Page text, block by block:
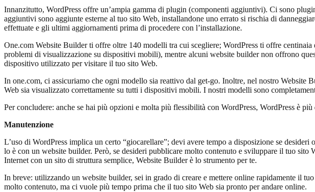
Innanzitutto, WordPress offre un’ampia gamma di plugin (componenti aggiuntivi). Ci sono
aggiuntivi sono aggiunte esterne al tuo sito Web, installandone uno errato si rischia di
effettuate e gli ultimi aggiornamenti prima di procedere con l’installazione.
One.com Website Builder ti offre oltre 140 modelli tra cui scegliere; WordPress ti offre
problemi di visualizzazione su dispositivi mobili), mentre alcuni website builder non offrono
dispositivo utilizzato per visitare il tuo sito Web.
In one.com, ci assicuriamo che ogni modello sia reattivo dal get-go. Inoltre, nel nostro
Web sia visualizzato correttamente su tutti i dispositivi mobili. I nostri modelli sono
Per concludere: anche se hai più opzioni e molta più flessibilità con WordPress, WordPress è
Manutenzione
L’uso di WordPress implica un certo “giocarellare”; devi avere tempo a disposizione se
lo è con un website builder. Però, se desideri pubblicare molto contenuto e sviluppare il tuo sito
Internet con un sito di struttura semplice, Website Builder è lo strumento per te.
In breve: utilizzando un website builder, sei in grado di creare e mettere online rapidamente il
molto contenuto, ma ci vuole più tempo prima che il tuo sito Web sia pronto per andare online.